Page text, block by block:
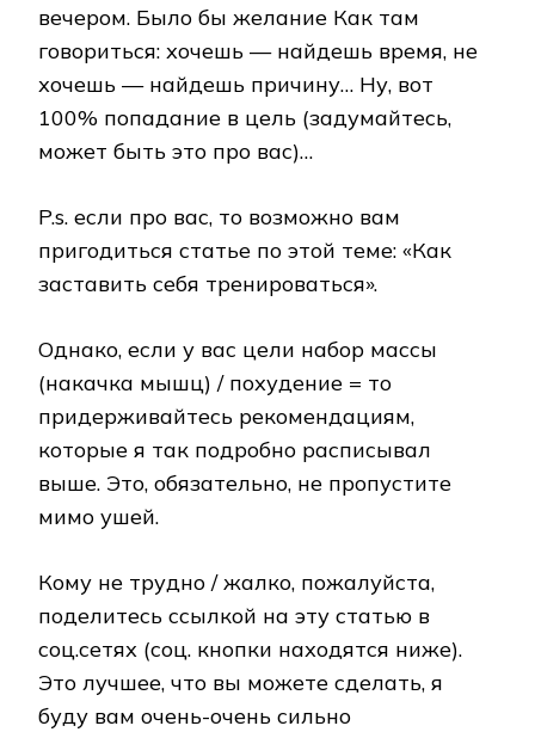
вечером. Было бы желание Как там
говориться: хочешь — найдешь время, не
хочешь — найдешь причину… Ну, вот
100% попадание в цель (задумайтесь,
может быть это про вас)…
P.s. если про вас, то возможно вам
пригодиться статье по этой теме: «Как
заставить себя тренироваться».
Однако, если у вас цели набор массы
(накачка мышц) / похудение = то
придерживайтесь рекомендациям,
которые я так подробно расписывал
выше. Это, обязательно, не пропустите
мимо ушей.
Кому не трудно / жалко, пожалуйста,
поделитесь ссылкой на эту статью в
соц.сетях (соц. кнопки находятся ниже).
Это лучшее, что вы можете сделать, я
буду вам очень-очень сильно